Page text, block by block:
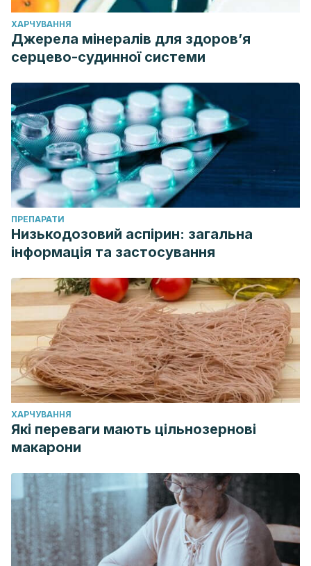
reflux disease.World Journal of Surgery
https://link.springer.com/article/10.1007/s00268-017-3955-1
Sverdén, E., Agréus, L., Dunn, J. M., & Lagergren, J. (2019).
https://www.bmj.com/content/367/bmj.l5495.short
Tacad, D. K., Tovar, A. P., Richardson, C. E., Horn, W. F.,
Krishnan, G. P., Keim, N. L., & Krishnan, S. (2022). Satiety
associated with calorie restriction and time-restricted
feeding: peripheral hormones.Advances in Nutrition 13
792-820.
https://www.sciencedirect.com/science/article/pii/
ХАРЧУВАННЯ
Джерела мінералів для здоров’я
серцево-судинної системи
ПРЕПАРАТИ
Низькодозовий аспірин: загальна
інформація та застосування
ХАРЧУВАННЯ
Які переваги мають цільнозернові
макарони